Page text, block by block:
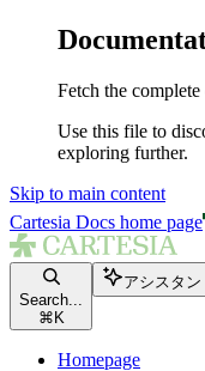
Fetch the
Use this file to
exploring further.
Skip to main content
Cartesia Docs home page
Search...
⌘ K
アシスタ
Homepage